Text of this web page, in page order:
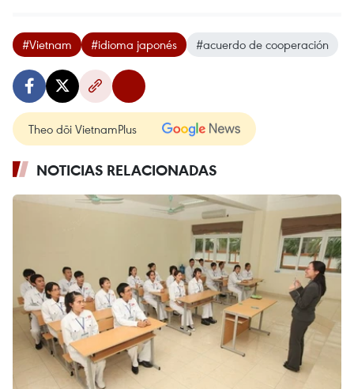
#Vietnam #idioma japonés #acuerdo de cooperación
Theo dõi VietnamPlus
NOTICIAS RELACIONADAS